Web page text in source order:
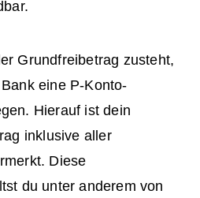
Grundfreibetrag zusteht,
eine P-Konto-
Hierauf ist dein
inklusive aller
Diese
du unter anderem von